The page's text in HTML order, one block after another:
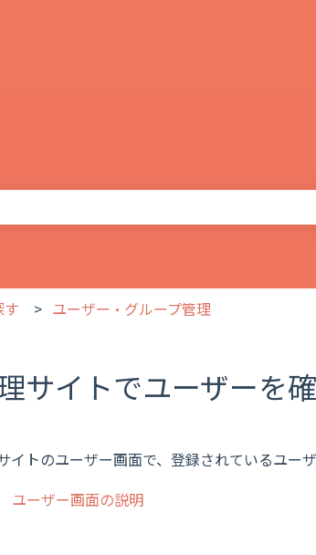
ユーザー・グループ管理
サイトでユーザーを
イトのユーザー画面で、登録されているユー
ユーザー画面の説明